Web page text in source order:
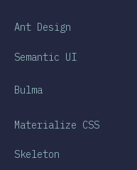
Ant Design
Semantic UI
Bulma
Materialize CSS
Skeleton